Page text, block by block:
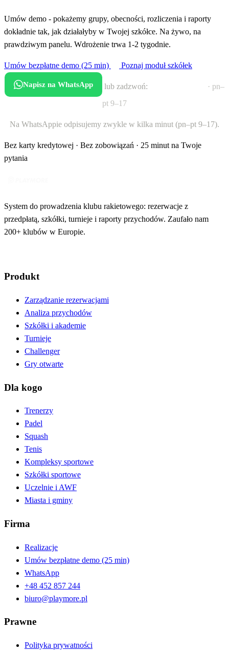
Umów demo - pokażemy grupy, obecności, rozliczenia i raporty
dokładnie tak, jak działałyby w Twojej szkółce. Na żywo, na
prawdziwym panelu. Wdrożenie trwa 1-2 tygodnie.
Umów bezpłatne demo (25 min) Poznaj moduł szkółek
Napisz na WhatsApp lub zadzwoń:
· pn–
pt 9–17
Na WhatsAppie odpisujemy zwykle w kilka minut (pn–pt 9–17).
Bez karty kredytowej · Bez zobowiązań · 25 minut na Twoje
pytania
System do prowadzenia klubu rakietowego: rezerwacje z
przedpłatą, szkółki, turnieje i raporty przychodów. Zaufało nam
200+ klubów w Europie.
Produkt
Zarządzanie rezerwacjami
Analiza przychodów
Szkółki i akademie
Turnieje
Challenger
Gry otwarte
Dla kogo
Trenerzy
Padel
Squash
Tenis
Kompleksy sportowe
Szkółki sportowe
Uczelnie i AWF
Miasta i gminy
Firma
Realizacje
Umów bezpłatne demo (25 min)
WhatsApp
+48 452 857 244
biuro@playmore.pl
Prawne
Polityka prywatności